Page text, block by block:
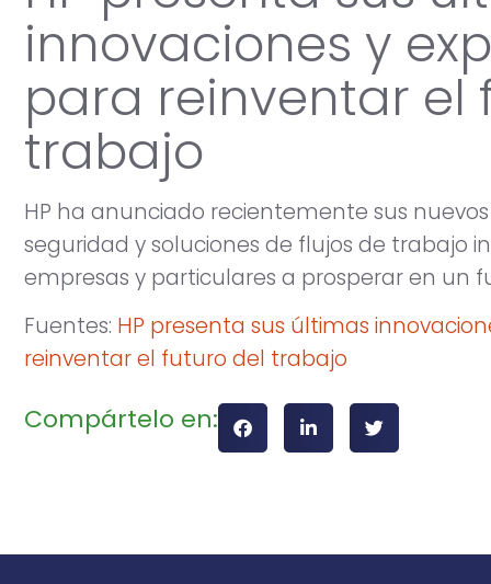
innovaciones y
para reinventar el
trabajo
HP ha anunciado recientemente sus nuevos
seguridad y soluciones de flujos de trabajo
empresas y particulares a prosperar en un
Fuentes: HP presenta sus últimas
reinventar el futuro del trabajo
Compártelo en: